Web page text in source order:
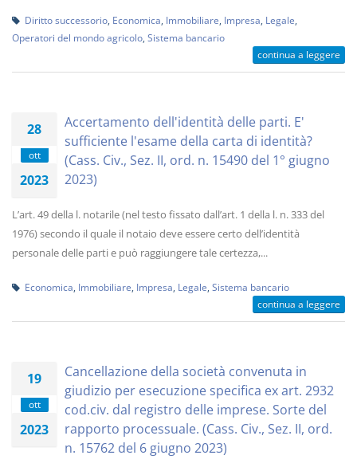
Diritto successorio Economica Immobiliare Impresa Legale
Operatori del mondo agricolo Sistema bancario
continua a leggere
28
ott
2023
Accertamento dell'identità delle parti. E'
sufficiente l'esame della carta di identità?
(Cass. Civ., Sez. II, ord. n. 15490 del 1° giugno
2023)
L’art. 49 della l. notarile (nel testo fissato dall’art. 1 della l. n. 333 del
1976) secondo il quale il notaio deve essere certo dell’identità
personale delle parti e può raggiungere tale certezza,...
Economica Immobiliare Impresa Legale Sistema bancario
continua a leggere
19
ott
2023
Cancellazione della società convenuta in
giudizio per esecuzione specifica ex art. 2932
cod.civ. dal registro delle imprese. Sorte del
rapporto processuale. (Cass. Civ., Sez. II, ord.
n. 15762 del 6 giugno 2023)